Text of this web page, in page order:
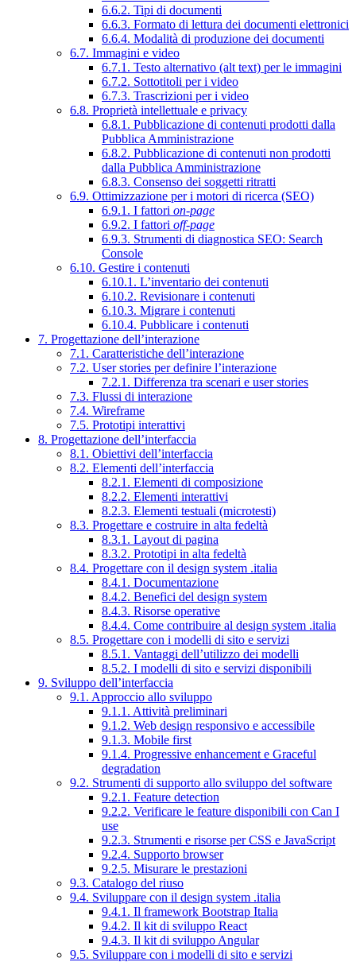
6.6.2. Tipi di documenti
6.6.3. Formato di lettura dei documenti elettronici
6.6.4. Modalità di produzione dei documenti
6.7. Immagini e video
6.7.1. Testo alternativo (alt text) per le immagini
6.7.2. Sottotitoli per i video
6.7.3. Trascrizioni per i video
6.8. Proprietà intellettuale e privacy
6.8.1. Pubblicazione di contenuti prodotti dalla
Pubblica Amministrazione
6.8.2. Pubblicazione di contenuti non prodotti
dalla Pubblica Amministrazione
6.8.3. Consenso dei soggetti ritratti
6.9. Ottimizzazione per i motori di ricerca (SEO)
6.9.1. I fattori on-page
6.9.2. I fattori off-page
6.9.3. Strumenti di diagnostica SEO: Search
Console
6.10. Gestire i contenuti
6.10.1. L’inventario dei contenuti
6.10.2. Revisionare i contenuti
6.10.3. Migrare i contenuti
6.10.4. Pubblicare i contenuti
7. Progettazione dell’interazione
7.1. Caratteristiche dell’interazione
7.2. User stories per definire l’interazione
7.2.1. Differenza tra scenari e user stories
7.3. Flussi di interazione
7.4. Wireframe
7.5. Prototipi interattivi
8. Progettazione dell’interfaccia
8.1. Obiettivi dell’interfaccia
8.2. Elementi dell’interfaccia
8.2.1. Elementi di composizione
8.2.2. Elementi interattivi
8.2.3. Elementi testuali (microtesti)
8.3. Progettare e costruire in alta fedeltà
8.3.1. Layout di pagina
8.3.2. Prototipi in alta fedeltà
8.4. Progettare con il design system .italia
8.4.1. Documentazione
8.4.2. Benefici del design system
8.4.3. Risorse operative
8.4.4. Come contribuire al design system .italia
8.5. Progettare con i modelli di sito e servizi
8.5.1. Vantaggi dell’utilizzo dei modelli
8.5.2. I modelli di sito e servizi disponibili
9. Sviluppo dell’interfaccia
9.1. Approccio allo sviluppo
9.1.1. Attività preliminari
9.1.2. Web design responsivo e accessibile
9.1.3. Mobile first
9.1.4. Progressive enhancement e Graceful
degradation
9.2. Strumenti di supporto allo sviluppo del software
9.2.1. Feature detection
9.2.2. Verificare le feature disponibili con Can I
use
9.2.3. Strumenti e risorse per CSS e JavaScript
9.2.4. Supporto browser
9.2.5. Misurare le prestazioni
9.3. Catalogo del riuso
9.4. Sviluppare con il design system .italia
9.4.1. Il framework Bootstrap Italia
9.4.2. Il kit di sviluppo React
9.4.3. Il kit di sviluppo Angular
9.5. Sviluppare con i modelli di sito e servizi